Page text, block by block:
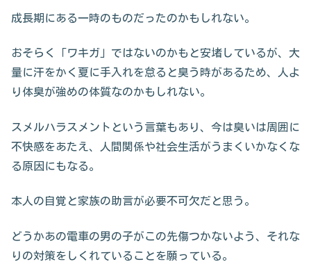
成長期にある一時のものだったのかもしれない。
おそらく「ワキガ」ではないのかもと安堵しているが、大
量に汗をかく夏に手入れを怠ると臭う時があるため、人よ
り体臭が強めの体質なのかもしれない。
スメルハラスメントという言葉もあり、今は臭いは周囲に
不快感をあたえ、人間関係や社会生活がうまくいかなくな
る原因にもなる。
本人の自覚と家族の助言が必要不可欠だと思う。
どうかあの電車の男の子がこの先傷つかないよう、それな
りの対策をしくれていることを願っている。